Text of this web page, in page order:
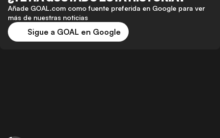
Añade GOAL.com como fuente preferida en Google para ver
más de nuestras noticias
Sigue a GOAL en Google